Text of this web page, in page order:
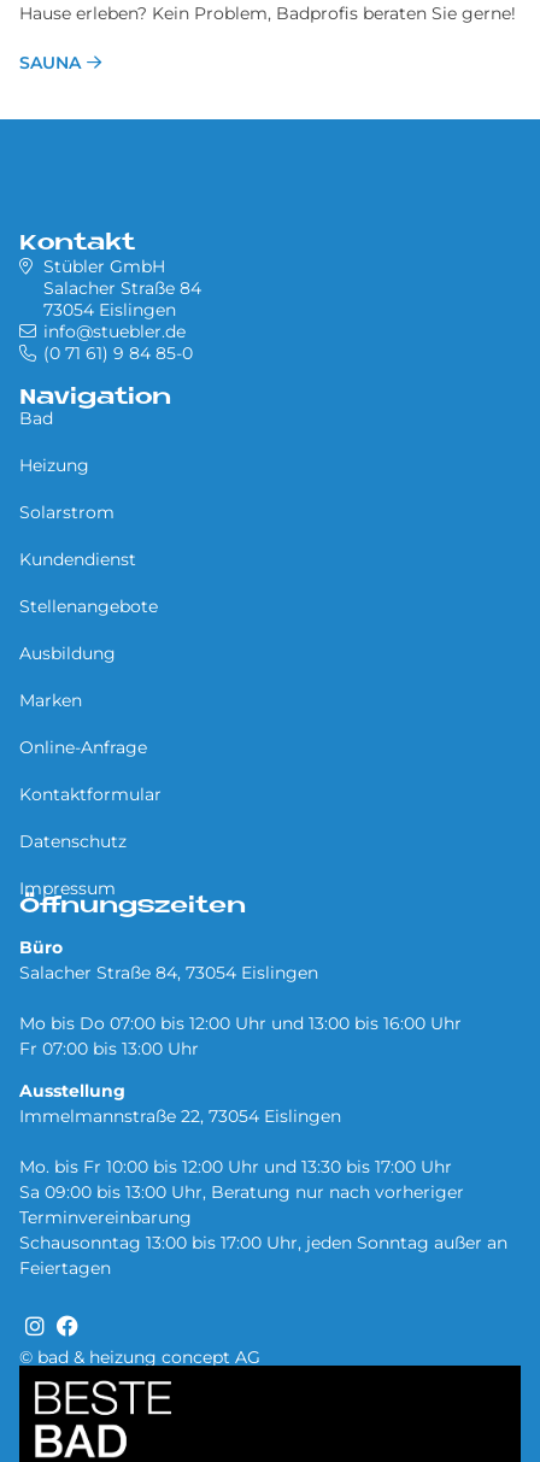
Hause erleben? Kein Problem, Badprofis beraten Sie gerne!
SAUNA
© bad & heizung concept AG
Kontakt
Stübler GmbH
Salacher Straße 84
73054 Eislingen
info@stuebler.de
(0 71 61) 9 84 85-0
Navigation
Bad
Heizung
Solarstrom
Kundendienst
Stellenangebote
Ausbildung
Marken
Online-Anfrage
Kontaktformular
Datenschutz
Impressum
Öffnungszeiten
Büro
Salacher Straße 84, 73054 Eislingen
Mo bis Do 07:00 bis 12:00 Uhr und 13:00 bis 16:00 Uhr
Fr 07:00 bis 13:00 Uhr
Ausstellung
Immelmannstraße 22, 73054 Eislingen
Mo. bis Fr 10:00 bis 12:00 Uhr und 13:30 bis 17:00 Uhr
Sa 09:00 bis 13:00 Uhr, Beratung nur nach vorheriger
Terminvereinbarung
Schausonntag 13:00 bis 17:00 Uhr, jeden Sonntag außer an
Feiertagen